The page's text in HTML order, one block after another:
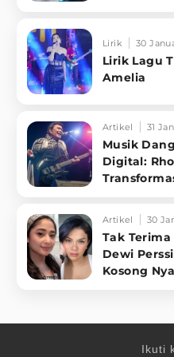
Lirik 30
Lirik Lagu
Amelia
Artikel 31
Musik
Digital:
Artikel 30
Tak
Dewi
Kosong
Ikuti